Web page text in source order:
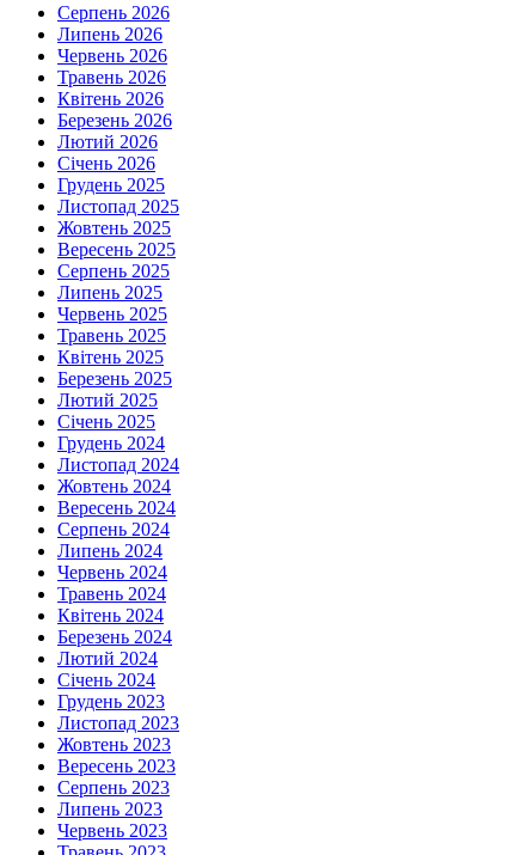
Серпень 2026
Липень 2026
Червень 2026
Травень 2026
Квітень 2026
Березень 2026
Лютий 2026
Січень 2026
Грудень 2025
Листопад 2025
Жовтень 2025
Вересень 2025
Серпень 2025
Липень 2025
Червень 2025
Травень 2025
Квітень 2025
Березень 2025
Лютий 2025
Січень 2025
Грудень 2024
Листопад 2024
Жовтень 2024
Вересень 2024
Серпень 2024
Липень 2024
Червень 2024
Травень 2024
Квітень 2024
Березень 2024
Лютий 2024
Січень 2024
Грудень 2023
Листопад 2023
Жовтень 2023
Вересень 2023
Серпень 2023
Липень 2023
Червень 2023